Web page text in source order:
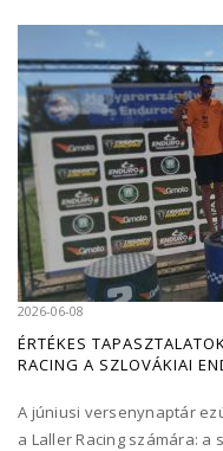
2026-06-08
ÉRTÉKES
RACING A SZLOVÁKIAI
A júniusi versenynaptár
a Laller Racing számára: